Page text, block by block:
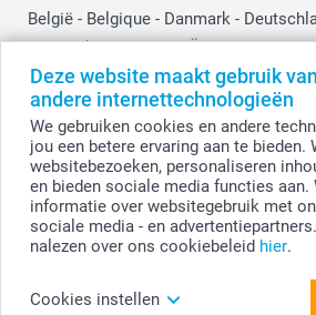
Deze website maakt gebruik
andere internettechnologieën
We gebruiken cookies en andere
jou een betere ervaring aan te bieden.
websitebezoeken, personaliseren
en bieden sociale media functies aan.
informatie over websitegebruik met
sociale media - en
nalezen over ons cookiebeleid hier.
Cookies instellen
Reviews
Prijslijst
Investor Relations
service@smartphoto.nl
Affiliate partnerprogramma
Partnerships
Influencer partnerprogramma
Huwelijk
België - Belgique - Danmark -
- Nederland - Norge - Österreich -
Switzerland - Suomi - Sverige - United
Other Countries
Alle prijzen zijn in EURO (€) inclusief BTW en